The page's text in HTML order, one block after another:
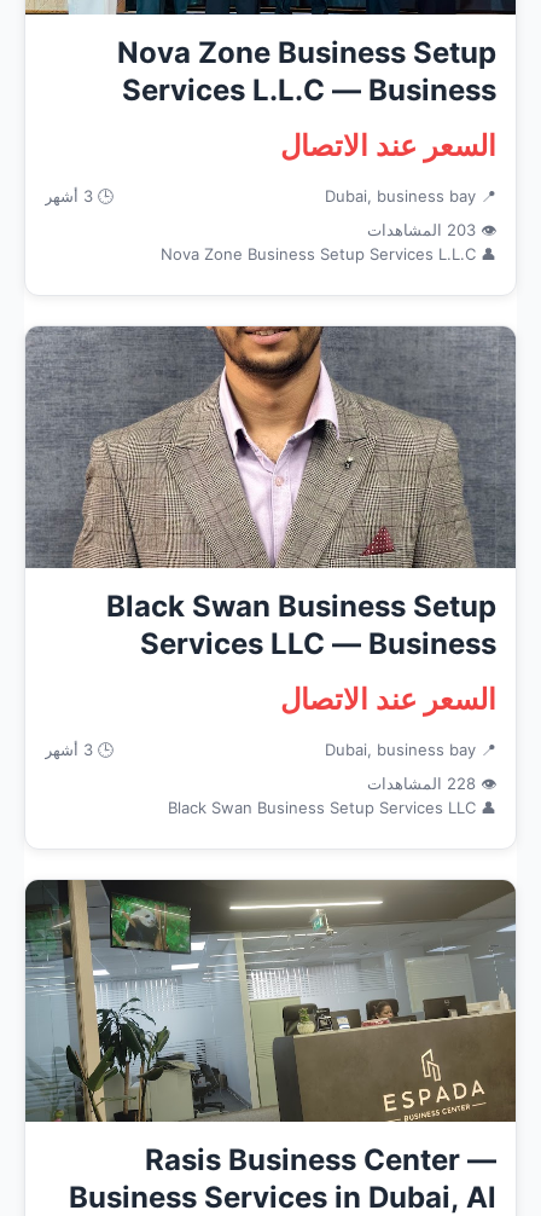
Nova Zone Business Setup
Services L.L.C — Business
Servic...
السعر عند الاتصال
📍 Dubai, business bay
🕒 3 أشهر
👁 203 المشاهدات
👤 Nova Zone Business Setup Services L.L.C
Black Swan Business Setup
Services LLC — Business
Service...
السعر عند الاتصال
📍 Dubai, business bay
🕒 3 أشهر
👁 228 المشاهدات
👤 Black Swan Business Setup Services LLC
Rasis Business Center —
Business Services in Dubai, Al